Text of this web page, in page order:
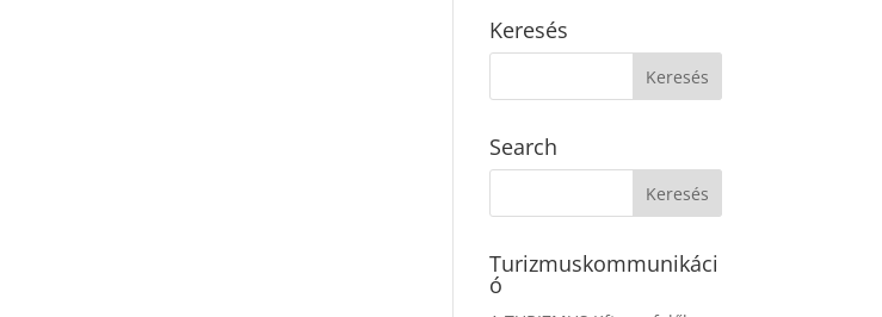
Keresés
Search
Turizmuskommunikáci
ó